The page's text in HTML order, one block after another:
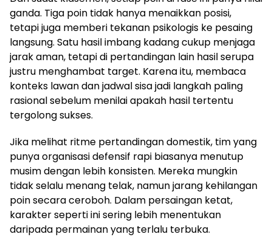
ganda. Tiga poin tidak hanya menaikkan posisi,
tetapi juga memberi tekanan psikologis ke pesaing
langsung. Satu hasil imbang kadang cukup menjaga
jarak aman, tetapi di pertandingan lain hasil serupa
justru menghambat target. Karena itu, membaca
konteks lawan dan jadwal sisa jadi langkah paling
rasional sebelum menilai apakah hasil tertentu
tergolong sukses.
Jika melihat ritme pertandingan domestik, tim yang
punya organisasi defensif rapi biasanya menutup
musim dengan lebih konsisten. Mereka mungkin
tidak selalu menang telak, namun jarang kehilangan
poin secara ceroboh. Dalam persaingan ketat,
karakter seperti ini sering lebih menentukan
daripada permainan yang terlalu terbuka.